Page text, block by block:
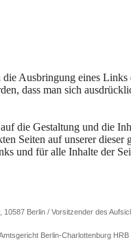
Ausbringung eines
dass man sich
die Gestaltung und die
Seiten auf unserer dieser
und für alle Inhalte der
Berlin / Vorsitzender des
Berlin-Charlottenburg HRB